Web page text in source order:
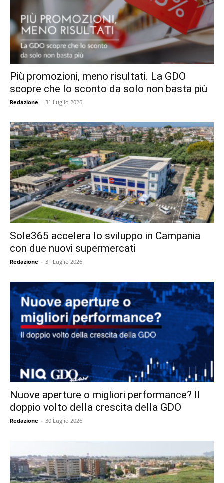
Più promozioni, meno risultati. La GDO
scopre che lo sconto da solo non basta più
Redazione - 31 Luglio 2026
Sole365 accelera lo sviluppo in Campania
con due nuovi supermercati
Redazione - 31 Luglio 2026
Nuove aperture o migliori performance? Il
doppio volto della crescita della GDO
Redazione - 30 Luglio 2026